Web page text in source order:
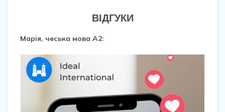
ВІДГУКИ
Марія, чеська мова А2: